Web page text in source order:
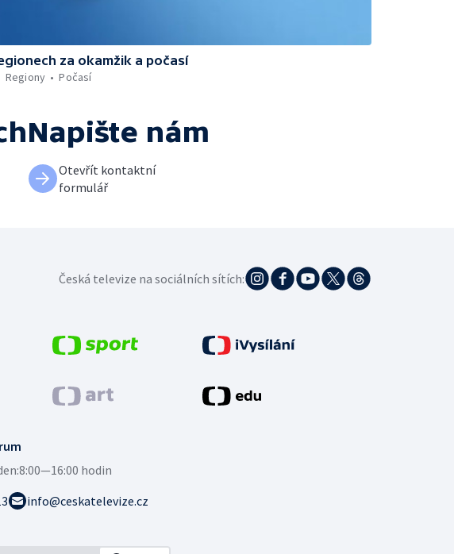
za okamžik a počasí
Regiony Počasí
Napište nám
Otevřít kontaktní
formulář
8:00—16:00 hodin
info@ceskatelevize.cz
Česká televize na sociálních sítích: